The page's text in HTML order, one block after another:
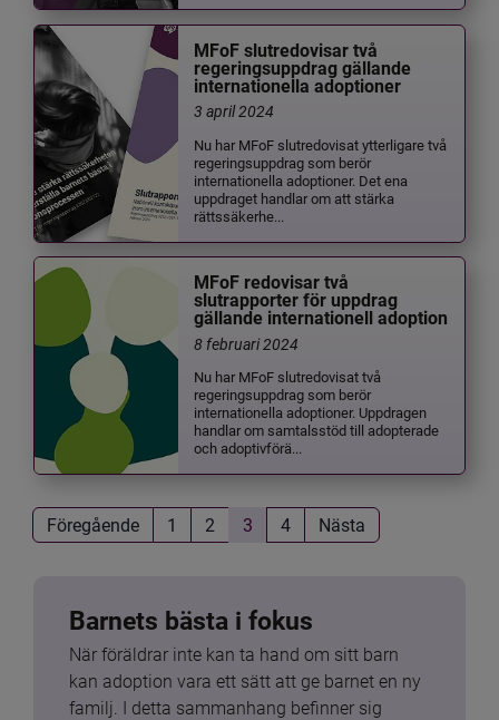
MFoF slutredovisar två
regeringsuppdrag gällande
internationella adoptioner
3 april 2024
Nu har MFoF slutredovisat ytterligare två
regeringsuppdrag som berör
internationella adoptioner. Det ena
uppdraget handlar om att stärka
rättssäkerhe...
MFoF redovisar två
slutrapporter för uppdrag
gällande internationell adoption
8 februari 2024
Nu har MFoF slutredovisat två
regeringsuppdrag som berör
internationella adoptioner. Uppdragen
handlar om samtalsstöd till adopterade
och adoptivförä...
Föregående 1 2 3 4 Nästa
Barnets bästa i fokus
När föräldrar inte kan ta hand om sitt barn
kan adoption vara ett sätt att ge barnet en ny
familj. I detta sammanhang befinner sig